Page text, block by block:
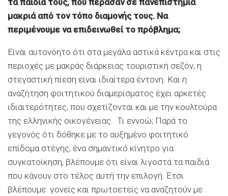
μακριά από τον τόπο διαμονής τους. Να
περιμένουμε να επιδεινωθεί το πρόβλημα;
Είναι αυτονόητο ότι στα μεγάλα αστικά κέντρα και στις
περιοχές με μακράς διάρκειας τουριστική σεζόν, η
στεγαστική πίεση είναι ιδιαίτερα έντονη. Και η
αναζήτηση φοιτητικού διαμερίσματος έχει αρκετές
ιδιαιτερότητες, που σχετίζονται και με την κουλτούρα
της ελληνικής οικογένειας. Τι εννοώ; Παρά το
γεγονός ότι δόθηκε με το αυξημένο φοιτητικό
επίδομα στέγης, ένα σημαντικό κίνητρο για
συγκατοίκηση, βλέπουμε ότι είναι λιγοστά τα παιδιά
που κάνουν στο τέλος αυτή την επιλογή. Έτσι
βλέπουμε γονείς και πρωτοετείς να αναζητούν με